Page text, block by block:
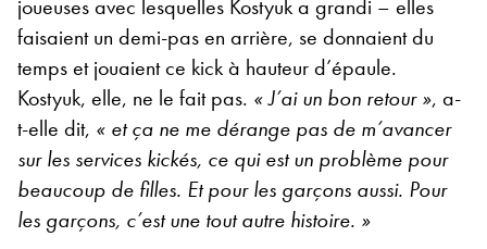
joueuses avec lesquelles Kostyuk a grandi – elles
faisaient un demi-pas en arrière, se donnaient du
temps et jouaient ce kick à hauteur d’épaule.
Kostyuk, elle, ne le fait pas. « J’ai un bon retour », a-
t-elle dit, « et ça ne me dérange pas de m’avancer
sur les services kickés, ce qui est un problème pour
beaucoup de filles. Et pour les garçons aussi. Pour
les garçons, c’est une tout autre histoire. »